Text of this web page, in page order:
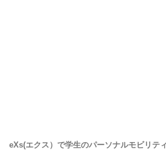
eXs(エクス）で学生のパーソナルモビリテ